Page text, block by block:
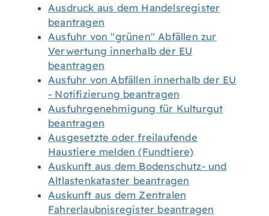
Ausdruck aus dem Handelsregister
beantragen
Ausfuhr von "grünen" Abfällen zur
Verwertung innerhalb der EU
beantragen
Ausfuhr von Abfällen innerhalb der EU
- Notifizierung beantragen
Ausfuhrgenehmigung für Kulturgut
beantragen
Ausgesetzte oder freilaufende
Haustiere melden (Fundtiere)
Auskunft aus dem Bodenschutz- und
Altlastenkataster beantragen
Auskunft aus dem Zentralen
Fahrerlaubnisregister beantragen